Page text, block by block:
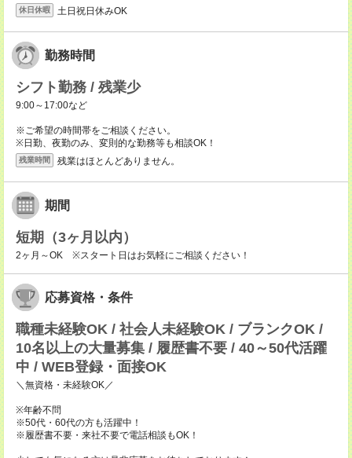
休日休暇 土日祝日休みOK
勤務時間
シフト勤務 / 残業少
9:00～17:00など
※ご希望の時間帯をご相談ください。
※日勤、夜勤のみ、変則的な勤務等も相談OK！
残業時間 残業はほとんどありません。
期間
短期（3ヶ月以内）
2ヶ月～OK ※スタート日はお気軽にご相談ください！
応募資格・条件
職種未経験OK / 社会人未経験OK / ブランクOK /
10名以上の大量募集 / 履歴書不要 / 40～50代活躍
中 / WEB登録・面接OK
＼無資格・未経験OK／
※年齢不問
※50代・60代の方も活躍中！
※履歴書不要・来社不要で電話相談もOK！